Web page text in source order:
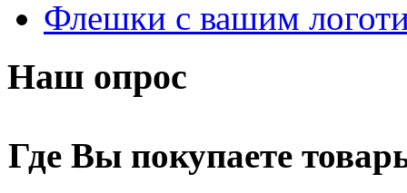
Archos(1)
Armaggeddon
Assistant
Asus(35)
Флешки с вашим
Наш опрос
Где Вы покупаете